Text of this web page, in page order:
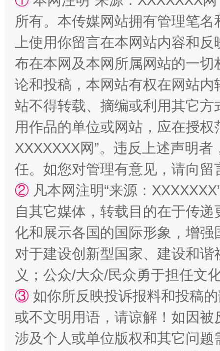
站台名比不上好声名
漫山遍野的桃花与雪山、麦地、白藏房 除
招工难、用工荒背后
所有。本传媒网站拥有管理笔
上使用你留言在本网站内容和
布在本网及本网所属网站的一
论和投稿，本网站有权在网站
站不得转载、摘编或利用其它
用作品的单位或网站，应在授
XXXXXXX网”。违反上述声明
任。如您对管理有意见，请向
② 凡本网注明“来源：
自其它媒体，转载目的在于传
化和展示各国的国际形象，增
对于建设创新型国家、建设和
义；公众/大众/民众勇于担任文
③ 如你所反映投诉报料和投稿
或不文明用语，请谅解！如因
涉及个人或单位版权和其它问题